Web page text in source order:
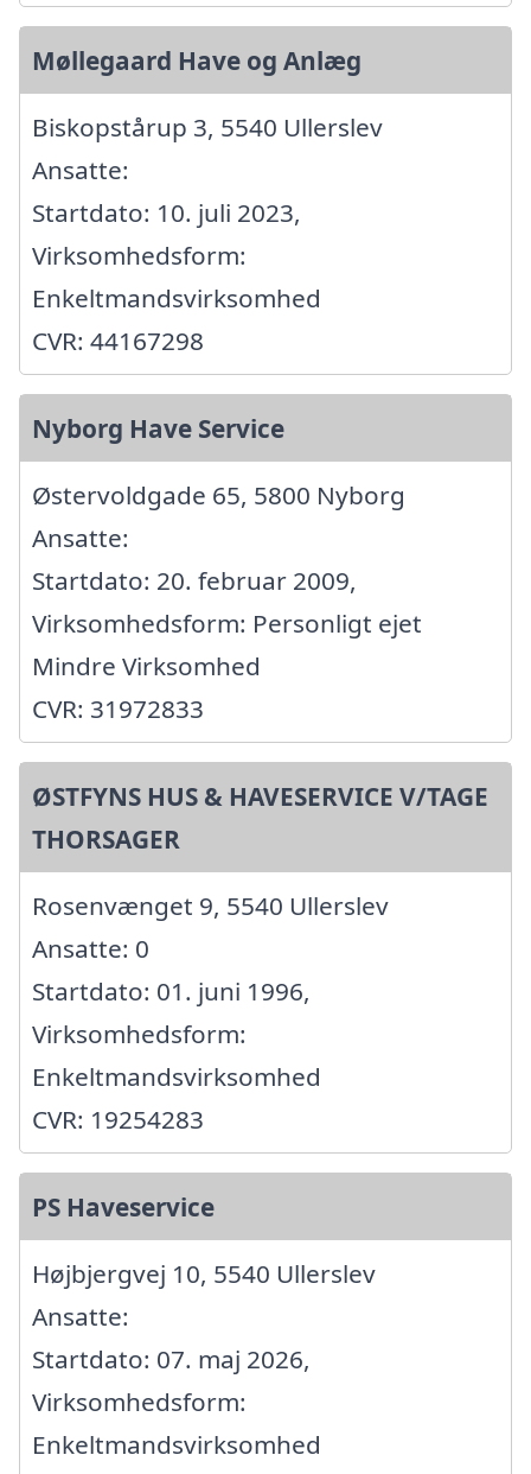
Møllegaard Have og Anlæg
Biskopstårup 3, 5540 Ullerslev
Ansatte:
Startdato: 10. juli 2023,
Virksomhedsform:
Enkeltmandsvirksomhed
CVR: 44167298
Nyborg Have Service
Østervoldgade 65, 5800 Nyborg
Ansatte:
Startdato: 20. februar 2009,
Virksomhedsform: Personligt ejet
Mindre Virksomhed
CVR: 31972833
ØSTFYNS HUS & HAVESERVICE V/TAGE
THORSAGER
Rosenvænget 9, 5540 Ullerslev
Ansatte: 0
Startdato: 01. juni 1996,
Virksomhedsform:
Enkeltmandsvirksomhed
CVR: 19254283
PS Haveservice
Højbjergvej 10, 5540 Ullerslev
Ansatte:
Startdato: 07. maj 2026,
Virksomhedsform:
Enkeltmandsvirksomhed